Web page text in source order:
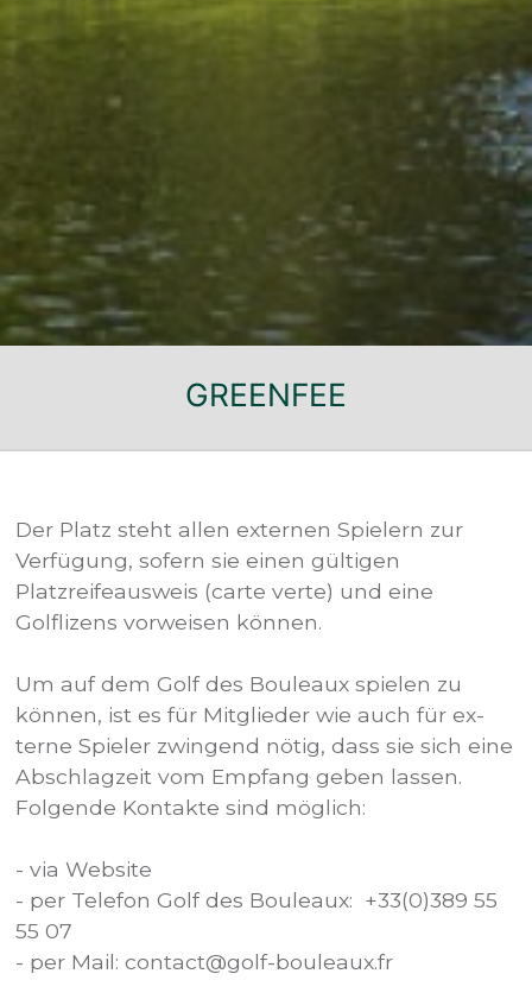
GREENFEE
Der Platz steht allen externen Spielern zur
Verfügung, sofern sie einen gültigen
Platzreifeausweis (carte verte) und eine
Golflizens vorweisen können.
Um auf dem Golf des Bouleaux spielen zu
können, ist es für Mitglieder wie auch für ex-
terne Spieler zwingend nötig, dass sie sich eine
Abschlagzeit vom Empfang geben lassen.
Folgende Kontakte sind möglich:
- via Website
- per Telefon Golf des Bouleaux: +33(0)389 55
55 07
- per Mail: contact@golf-bouleaux.fr